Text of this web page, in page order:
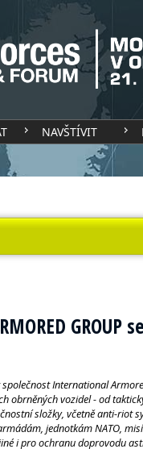
NAVŠTÍVIT
International
obrněných vozidel - od
složky, včetně anti-riot
jednotkám NATO,
i pro ochranu doprovodu